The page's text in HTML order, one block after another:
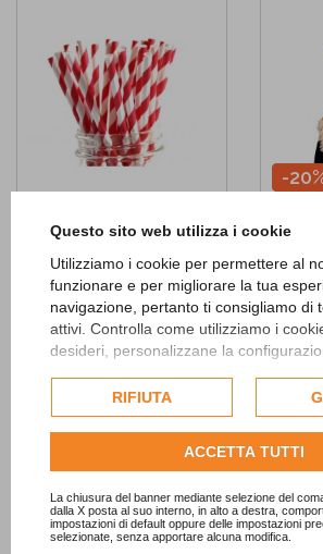
Questo sito web utilizza i cookie
Utilizziamo i cookie per permettere al
funzionare e per migliorare la tua
navigazione, pertanto ti consigliamo di
attivi. Controlla come utilizziamo i
desideri, personalizzane la
esclusivamente previa acquisizione del
dell'utente.
Consulta l'informativa cookie
RIFIUTA
ACCETTA TUTTI
La chiusura del banner mediante selezione del
dalla X posta al suo interno, in alto a destra,
impostazioni di default oppure delle impostazioni
selezionate, senza apportare alcuna modifica.
Cannucce a righe rosso e bianco
1,90 €
NON DISP.
Add to
Wishlist
-
Corona